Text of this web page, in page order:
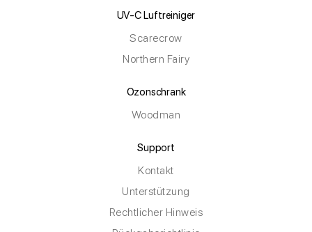
UV-C Luftreiniger
Scarecrow
Northern Fairy
Ozonschrank
Woodman
Support
Kontakt
Unterstützung
Rechtlicher Hinweis